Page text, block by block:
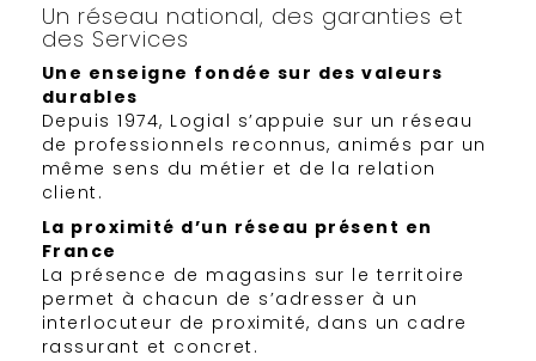
Un réseau national, des garanties et
des Services
Une enseigne fondée sur des valeurs
durables
Depuis 1974, Logial s’appuie sur un réseau
de professionnels reconnus, animés par un
même sens du métier et de la relation
client.
La proximité d’un réseau présent en
France
La présence de magasins sur le territoire
permet à chacun de s’adresser à un
interlocuteur de proximité, dans un cadre
rassurant et concret.